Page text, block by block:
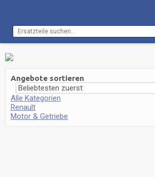
Angebote sortieren
Alle Kategorien
Renault
Motor & Getriebe